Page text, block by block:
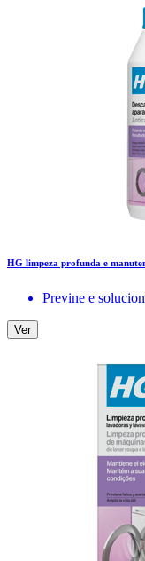
HG limpeza profunda e
Previne e
Ver